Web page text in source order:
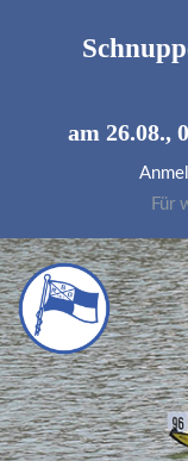
am 26.08.,
Für